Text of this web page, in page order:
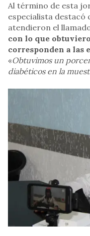
Al término de esta
especialista destacó
atendieron el
con lo que
corresponden a las
«Obtuvimos un
diabéticos en la